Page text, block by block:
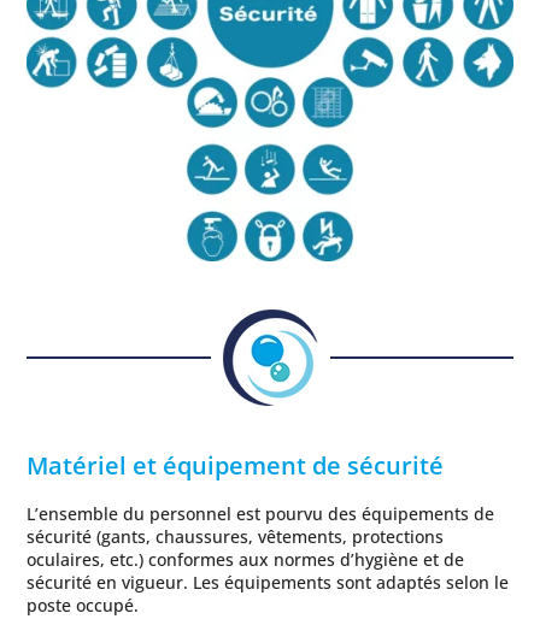
Matériel et équipement de sécurité
L’ensemble du personnel est pourvu des équipements de
sécurité (gants, chaussures, vêtements, protections
oculaires, etc.) conformes aux normes d’hygiène et de
sécurité en vigueur. Les équipements sont adaptés selon le
poste occupé.